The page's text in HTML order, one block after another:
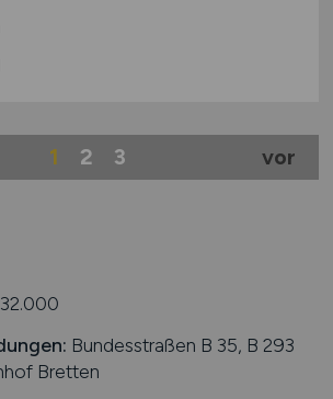
1 2 3 vor
Bundesstraßen B 35, B 293
Bretten